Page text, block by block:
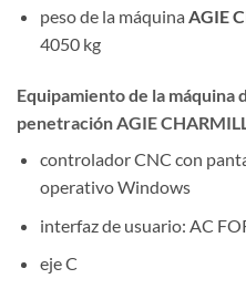
peso de la máquina AGIE
4050 kg
Equipamiento de la
penetración AGIE
controlador CNC con
operativo Windows
interfaz de usuario: AC
eje C